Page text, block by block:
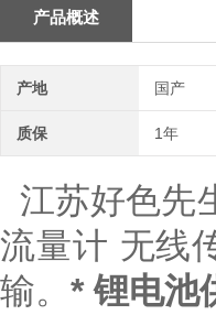
产品概述
产地 国产
质保 1年
江苏好色先
流量计 无线
输。 * 锂电池